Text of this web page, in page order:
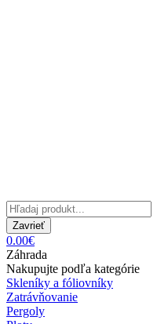
Zavrieť
0.00€
Záhrada
Nakupujte podľa kategórie
Skleníky a fóliovníky
Zatrávňovanie
Pergoly